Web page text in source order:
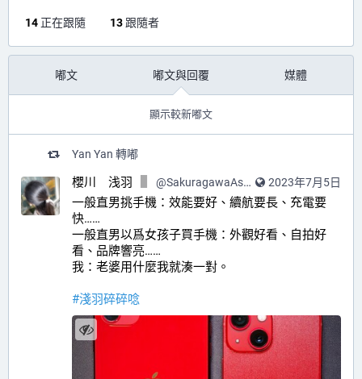
14 正在跟隨 13 跟隨者
嘟文 嘟文與回覆 媒體
顯示較新嘟文
Yan Yan 轉嘟
2023年7月5日
櫻川 浅羽 @SakuragawaAsaba@hub.sakuragawa.moe
一般直男挑手機：效能要好、續航要長、充電要
快……
一般直男以爲女孩子買手機：外觀好看、自拍好
看、品牌響亮……
我：老婆用什麼我就湊一對。
#淺羽碎碎唸